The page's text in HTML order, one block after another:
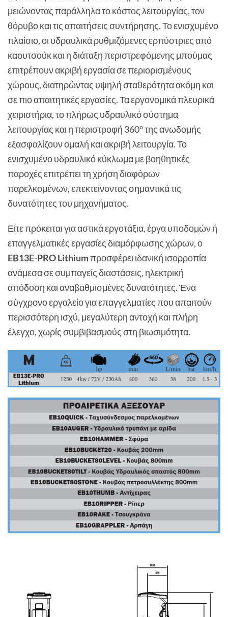
μειώνοντας παράλληλα το κόστος λειτουργίας, τον
θόρυβο και τις απαιτήσεις συντήρησης. Το ενισχυμένο
πλαίσιο, οι υδραυλικά ρυθμιζόμενες ερπύστριες από
καουτσούκ και η διάταξη περιστρεφόμενης μπούμας
επιτρέπουν ακριβή εργασία σε περιορισμένους
χώρους, διατηρώντας υψηλή σταθερότητα ακόμη και
σε πιο απαιτητικές εργασίες. Τα εργονομικά πλευρικά
χειριστήρια, το πλήρως υδραυλικό σύστημα
λειτουργίας και η περιστροφή 360° της ανωδομής
εξασφαλίζουν ομαλή και ακριβή λειτουργία. Το
ενισχυμένο υδραυλικό κύκλωμα με βοηθητικές
παροχές επιτρέπει τη χρήση διαφόρων
παρελκομένων, επεκτείνοντας σημαντικά τις
δυνατότητες του μηχανήματος.
Είτε πρόκειται για αστικά εργοτάξια, έργα υποδομών ή
επαγγελματικές εργασίες διαμόρφωσης χώρων, ο
EB13E-PRO Lithiumπροσφέρει ιδανική ισορροπία
ανάμεσα σε συμπαγείς διαστάσεις, ηλεκτρική
απόδοση και αναβαθμισμένες δυνατότητες. Ένα
σύγχρονο εργαλείο για επαγγελματίες που απαιτούν
περισσότερη ισχύ, μεγαλύτερη αντοχή και πλήρη
έλεγχο, χωρίς συμβιβασμούς στη βιωσιμότητα.